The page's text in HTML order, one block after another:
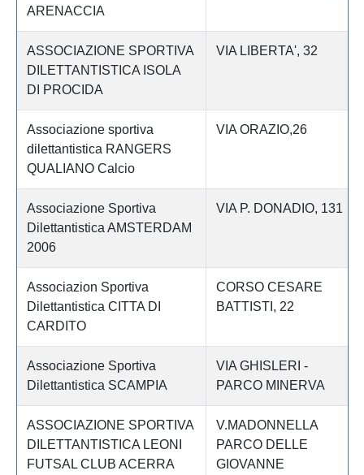
ARENACCIA
ASSOCIAZIONE SPORTIVA
DILETTANTISTICA ISOLA
DI PROCIDA
VIA LIBERTA', 32
Associazione sportiva
dilettantistica RANGERS
QUALIANO Calcio
VIA ORAZIO,26
Associazione Sportiva
Dilettantistica AMSTERDAM
2006
VIA P. DONADIO, 131
Associazion Sportiva
Dilettantistica CITTA DI
CARDITO
CORSO CESARE
BATTISTI, 22
Associazione Sportiva
Dilettantistica SCAMPIA
VIA GHISLERI -
PARCO MINERVA
ASSOCIAZIONE SPORTIVA
DILETTANTISTICA LEONI
FUTSAL CLUB ACERRA
V.MADONNELLA
PARCO DELLE
GIOVANNE